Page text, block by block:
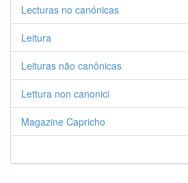
Lecturas no canónicas
Leitura
Leituras não canônicas
Lettura non canonici
Magazine Capricho